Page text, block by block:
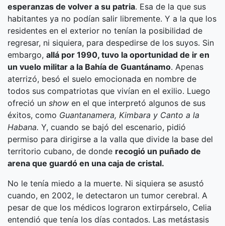
esperanzas de volver a su patria. Esa de la que sus
habitantes ya no podían salir libremente. Y a la que los
residentes en el exterior no tenían la posibilidad de
regresar, ni siquiera, para despedirse de los suyos. Sin
embargo, allá por 1990, tuvo la oportunidad de ir en
un vuelo militar a la Bahía de Guantánamo. Apenas
aterrizó, besó el suelo emocionada en nombre de
todos sus compatriotas que vivían en el exilio. Luego
ofreció un show en el que interpretó algunos de sus
éxitos, como Guantanamera, Kimbara y Canto a la
Habana. Y, cuando se bajó del escenario, pidió
permiso para dirigirse a la valla que divide la base del
territorio cubano, de donde recogió un puñado de
arena que guardó en una caja de cristal.
No le tenía miedo a la muerte. Ni siquiera se asustó
cuando, en 2002, le detectaron un tumor cerebral. A
pesar de que los médicos lograron extirpárselo, Celia
entendió que tenía los días contados. Las metástasis